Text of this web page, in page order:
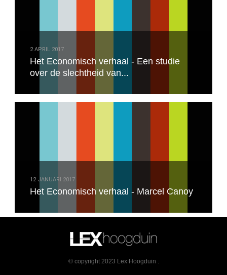
2 APRIL 2017
Het Economisch verhaal - Een studie
over de slechtheid van...
12 JANUARI 2017
Het Economisch verhaal - Marcel Canoy
© copyright 2023 Lex Hoogduin .